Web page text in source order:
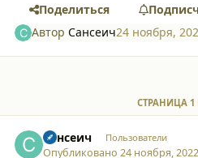
Поделиться
АвторСансеич24 ноября,
СТРАНИЦА 1
Сансеич Пользователи
Опубликовано24 ноября,